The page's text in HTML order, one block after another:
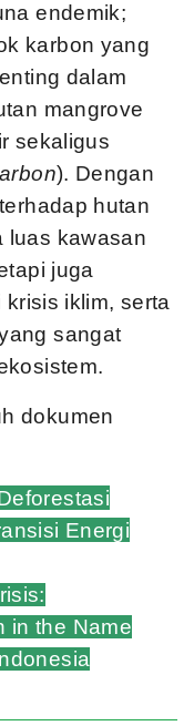
endemik;
karbon yang
dalam
mangrove
sekaligus
). Dengan
hutan
luas kawasan
juga
iklim, serta
sangat
dokumen
Energi
in the Name